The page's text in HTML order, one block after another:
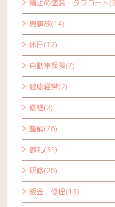
錆止め塗装・タフコート
鹿事故(14)
休日(12)
自動車保険(7)
健康経営(2)
修繕(2)
整備(76)
御礼(31)
研修(26)
鈑金 修理(13)